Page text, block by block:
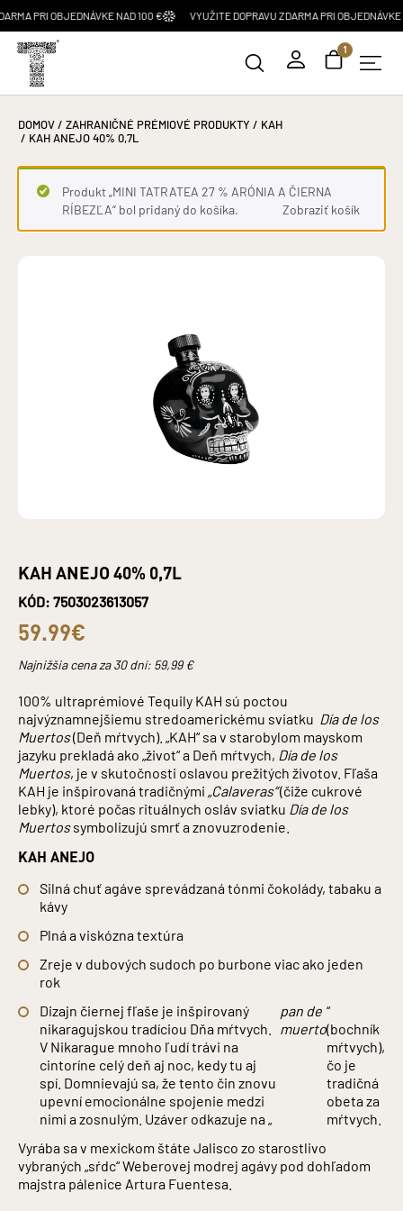
PRI OBJEDNÁVKE NAD 100 € VYUŽITE DOPRAVU ZDARMA PRI OBJEDNÁVKE NAD
1
DOMOV/ ZAHRANIČNÉ PRÉMIOVÉ PRODUKTY / KAH
/ KAH ANEJO 40% 0,7L
Produkt „MINI TATRATEA 27 % ARÓNIA A ČIERNA
RÍBEZĽA“ bol pridaný do košíka.
Zobraziť košík
KAH ANEJO 40% 0,7L
KÓD: 7503023613057
59.99€
Najnižšia cena za 30 dní: 59,99€
100% ultraprémiové Tequily KAH sú poctou
najvýznamnejšiemu stredoamerickému sviatku Día de los
Muertos(Deň mŕtvych). „KAH“ sa v starobylom mayskom
jazyku prekladá ako „život“ a Deň mŕtvych, Día de los
Muertos, je v skutočnosti oslavou prežitých životov. Fľaša
KAH je inšpirovaná tradičnými „Calaveras“(čiže cukrové
lebky), ktoré počas rituálnych osláv sviatku Día de los
Muertossymbolizujú smrť a znovuzrodenie.
KAH ANEJO
Silná chuť agáve sprevádzaná tónmi čokolády, tabaku a
kávy
Plná a viskózna textúra
Zreje v dubových sudoch po burbone viac ako jeden
rok
Dizajn čiernej fľaše je inšpirovaný
nikaragujskou tradíciou Dňa mŕtvych.
V Nikarague mnoho ľudí trávi na
cintoríne celý deň aj noc, kedy tu aj
spí. Domnievajú sa, že tento čin znovu
upevní emocionálne spojenie medzi
nimi a zosnulým. Uzáver odkazuje na „
pan de
muerto
“
(bochník
mŕtvych),
čo je
tradičná
obeta za
mŕtvych.
Vyrába sa v mexickom štáte Jalisco zo starostlivo
vybraných „sŕdc“ Weberovej modrej agávy pod dohľadom
majstra pálenice Artura Fuentesa.